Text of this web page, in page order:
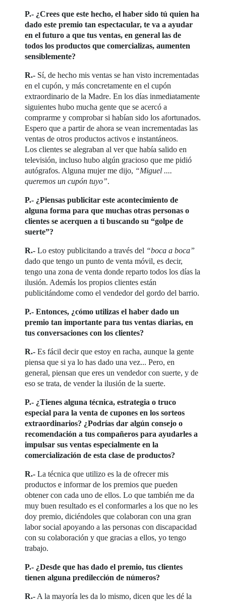
P.- ¿Crees que este hecho, el haber sido tú quien ha
dado este premio tan espectacular, te va a ayudar
en el futuro a que tus ventas, en general las de
todos los productos que comercializas, aumenten
sensiblemente?
R.- Sí, de hecho mis ventas se han visto incrementadas
en el cupón, y más concretamente en el cupón
extraordinario de la Madre. En los días inmediatamente
siguientes hubo mucha gente que se acercó a
comprarme y comprobar si habían sido los afortunados.
Espero que a partir de ahora se vean incrementadas las
ventas de otros productos activos e instantáneos.
Los clientes se alegraban al ver que había salido en
televisión, incluso hubo algún gracioso que me pidió
autógrafos. Alguna mujer me dijo, “Miguel ....
queremos un cupón tuyo”.
P.- ¿Piensas publicitar este acontecimiento de
alguna forma para que muchas otras personas o
clientes se acerquen a ti buscando su “golpe de
suerte”?
R.- Lo estoy publicitando a través del “boca a boca”
dado que tengo un punto de venta móvil, es decir,
tengo una zona de venta donde reparto todos los días la
ilusión. Además los propios clientes están
publicitándome como el vendedor del gordo del barrio.
P.- Entonces, ¿cómo utilizas el haber dado un
premio tan importante para tus ventas diarias, en
tus conversaciones con los clientes?
R.- Es fácil decir que estoy en racha, aunque la gente
piensa que si ya lo has dado una vez... Pero, en
general, piensan que eres un vendedor con suerte, y de
eso se trata, de vender la ilusión de la suerte.
P.- ¿Tienes alguna técnica, estrategia o truco
especial para la venta de cupones en los sorteos
extraordinarios? ¿Podrías dar algún consejo o
recomendación a tus compañeros para ayudarles a
impulsar sus ventas especialmente en la
comercialización de esta clase de productos?
R.- La técnica que utilizo es la de ofrecer mis
productos e informar de los premios que pueden
obtener con cada uno de ellos. Lo que también me da
muy buen resultado es el conformarles a los que no les
doy premio, diciéndoles que colaboran con una gran
labor social apoyando a las personas con discapacidad
con su colaboración y que gracias a ellos, yo tengo
trabajo.
P.- ¿Desde que has dado el premio, tus clientes
tienen alguna predilección de números?
R.- A la mayoría les da lo mismo, dicen que les dé la